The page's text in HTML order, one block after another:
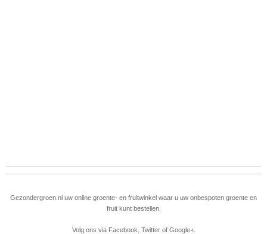
Gezondergroen.nl uw online groente- en fruitwinkel waar u uw onbespoten groente en
fruit kunt bestellen.
Volg ons via Facebook Twitterof Google+.